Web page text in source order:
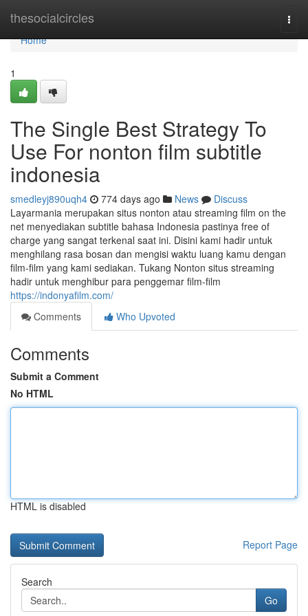
thesocialcircles
Home
Home
1
The Single Best Strategy To
Use For nonton film subtitle
indonesia
smedleyj890uqh4 774 days ago News
Discuss
Layarmania merupakan situs nonton atau streaming film on the
net menyediakan subtitle bahasa Indonesia pastinya free of
charge yang sangat terkenal saat ini. Disini kami hadir untuk
menghilang rasa bosan dan mengisi waktu luang kamu dengan
film-film yang kami sediakan. Tukang Nonton situs streaming
hadir untuk menghibur para penggemar film-film
https://indonyafilm.com/
Comments
Who Upvoted
Comments
Submit a Comment
No HTML
HTML is disabled
Report Page
Search
Go